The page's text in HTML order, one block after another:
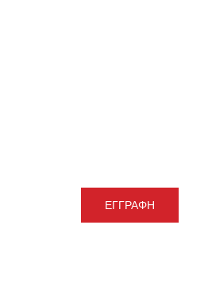
ΕΓΓΡΑΦΉ